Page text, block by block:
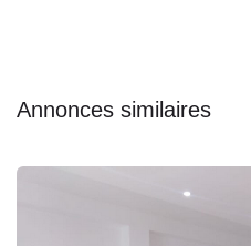
Annonces similaires